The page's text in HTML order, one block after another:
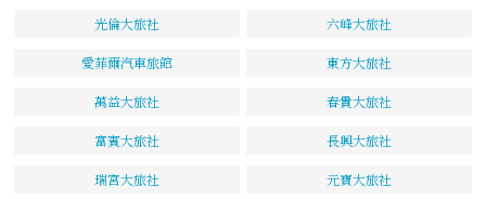
光倫大旅社 六峰大旅社
愛菲爾汽車旅館 東方大旅社
萬益大旅社 春貴大旅社
富賓大旅社 長興大旅社
瑞宮大旅社 元寶大旅社